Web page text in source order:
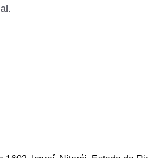
.